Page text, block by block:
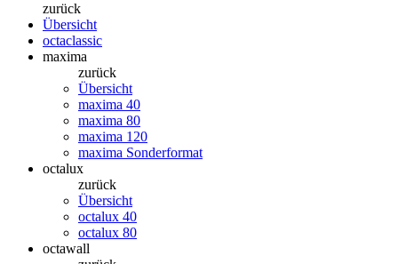
zurück
Übersicht
octaclassic
maxima
zurück
Übersicht
maxima 40
maxima 80
maxima 120
maxima Sonderformat
octalux
zurück
Übersicht
octalux 40
octalux 80
octawall